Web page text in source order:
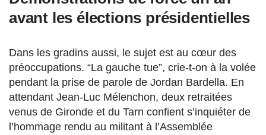
avant les élections présidentielles
Dans les gradins aussi, le sujet est au cœur des
préoccupations. “La gauche tue”, crie-t-on à la volée
pendant la prise de parole de Jordan Bardella. En
attendant Jean-Luc Mélenchon, deux retraitées
venus de Gironde et du Tarn confient s’inquiéter de
l’hommage rendu au militant à l’Assemblée